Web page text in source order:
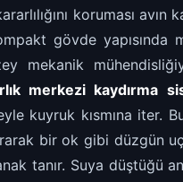
koruması avın
gövde yapısında
mekanik
merkezi kaydırma
kuyruk kısmına iter.
bir ok gibi düzgün
tanır. Suya düştüğü